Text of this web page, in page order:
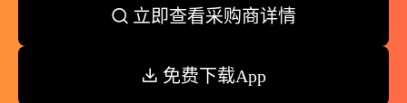
立即查看采购商详情
免费下载App